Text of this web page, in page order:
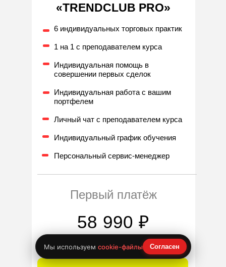
«TRENDCLUB PRO»
6 индивидуальных торговых практик
1 на 1 с преподавателем курса
Индивидуальная помощь в
совершении первых сделок
Индивидуальная работа с вашим
портфелем
Личный чат с преподавателем курса
Индивидуальный график обучения
Персональный сервис-менеджер
Первый платёж
Далее
58 990 ₽
Мы используем cookie-файлы Согласен